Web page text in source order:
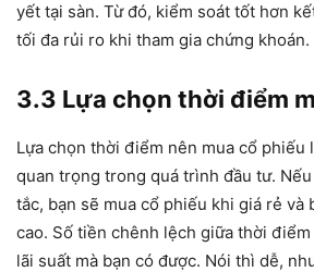
yết tại sàn. Từ đó, kiểm soát tốt hơn
tối đa rủi ro khi tham gia chứng khoán.
3.3 Lựa chọn thời điểm
Lựa chọn thời điểm nên mua cổ phiếu
quan trọng trong quá trình đầu tư.
tắc, bạn sẽ mua cổ phiếu khi giá rẻ và
cao. Số tiền chênh lệch giữa thời
lãi suất mà bạn có được. Nói thì dễ,